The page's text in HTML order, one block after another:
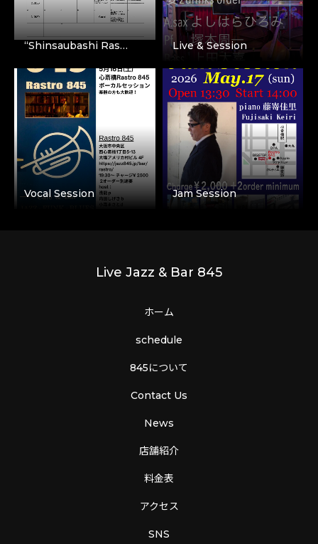
“Shinsaubashi Ras… Live & Session
Vocal Session Jam Session
Live Jazz & Bar 845
ホーム
schedule
845について
Contact Us
News
店舗紹介
料金表
アクセス
SNS